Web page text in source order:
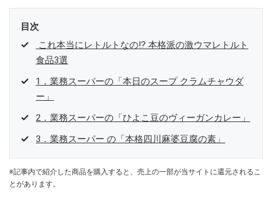
目次
これ本当にレトルトなの⁉ 本格派の激ウマレトルト
食品3選
1．業務スーパーの「本日のスープ クラムチャウダ
ー」
2．業務スーパーの「ひよこ豆のヴィーガンカレー」
3．業務スーパー の「本格四川麻婆豆腐の素」
※記事内で紹介した商品を購入すると、売上の一部が当サイトに還元されるこ
とがあります。